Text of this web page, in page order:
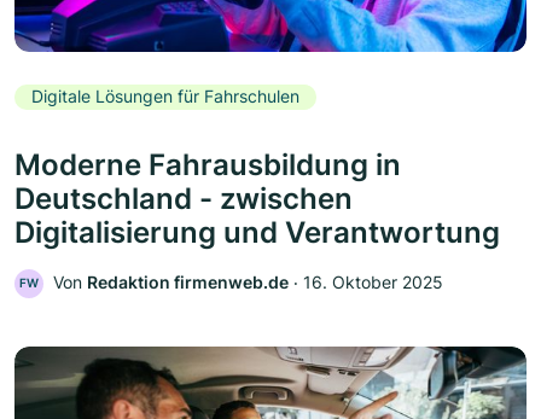
Digitale Lösungen für Fahrschulen
Moderne Fahrausbildung in
Deutschland - zwischen
Digitalisierung und Verantwortung
FW Von Redaktion firmenweb.de ‧ 16. Oktober 2025